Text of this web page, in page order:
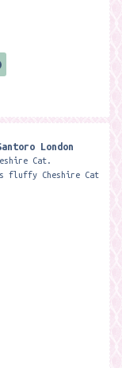
London
Cat.
fluffy Cheshire Cat